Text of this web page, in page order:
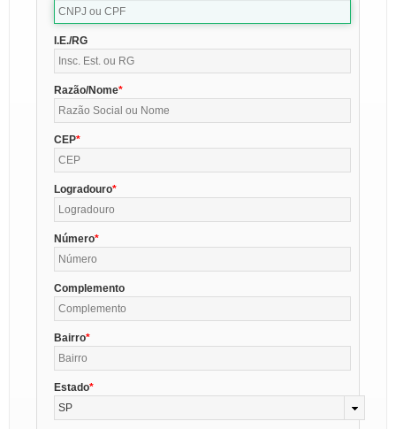
I.E./RG
Razão/Nome
CEP
Logradouro
Número
Complemento
Bairro
Estado
SP